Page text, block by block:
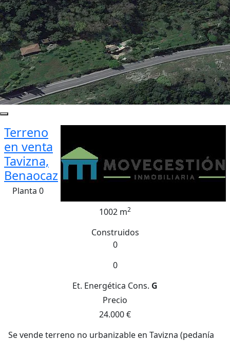
Terreno
en venta
Tavizna,
Benaocaz
Planta 0
1002 m2
Construidos
0
0
Et. Energética Cons. G
Precio
24.000 €
Se vende terreno no urbanizable en Tavizna (pedanía